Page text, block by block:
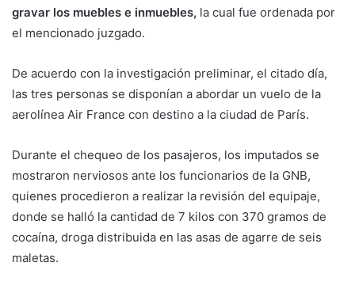
gravar los muebles e inmuebles, la cual fue ordenada por
el mencionado juzgado.
De acuerdo con la investigación preliminar, el citado día,
las tres personas se disponían a abordar un vuelo de la
aerolínea Air France con destino a la ciudad de París.
Durante el chequeo de los pasajeros, los imputados se
mostraron nerviosos ante los funcionarios de la GNB,
quienes procedieron a realizar la revisión del equipaje,
donde se halló la cantidad de 7 kilos con 370 gramos de
cocaína, droga distribuida en las asas de agarre de seis
maletas.